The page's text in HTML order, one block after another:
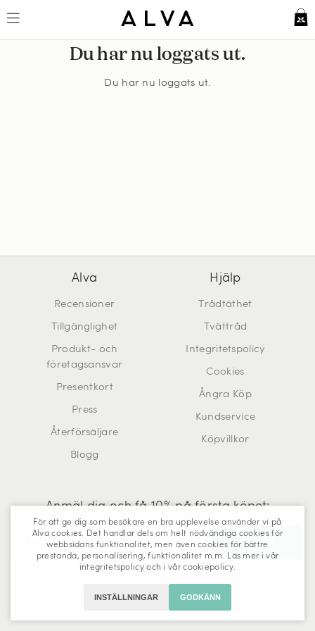
Du har nu loggats ut.
Du har nu loggats ut.
Alva
Recensioner
Tillgänglighet
Produkt- och
företagsansvar
Presentkort
Press
Återförsäljare
Blogg
Hjälp
Trådtäthet
Tvättråd
Integritetspolicy
Cookies
Ångra Köp
Kundservice
Köpvillkor
Anmäl dig och få 10% på första köpet:
Trustpilot
För att ge dig som besökare en bra upplevelse använder vi på
Alva cookies. Det handlar dels om helt nödvändiga cookies för
webbsidans funktionalitet, men även cookies för bättre
prestanda, personalisering, funktionalitet m.m. Läs mer i vår
integritetspolicyoch i vårcookiepolicy.
INSTÄLLNINGAR GODKÄNN